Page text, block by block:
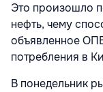
Это произошло
нефть, чему
объявленное
потребления в
В понедельник